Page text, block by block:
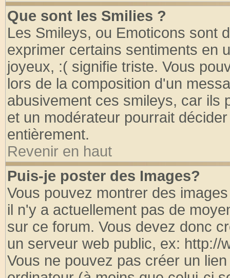
Que sont les Smilies ?
Les Smileys, ou Emoticons sont
exprimer certains sentiments en
joyeux, :( signifie triste. Vous
lors de la composition d'un
abusivement ces smileys, car ils
et un modérateur pourrait
entièrement.
Revenir en haut
Puis-je poster des Images?
Vous pouvez montrer des
il n'y a actuellement pas de
sur ce forum. Vous devez donc
un serveur web public, ex: http://
Vous ne pouvez pas créer un